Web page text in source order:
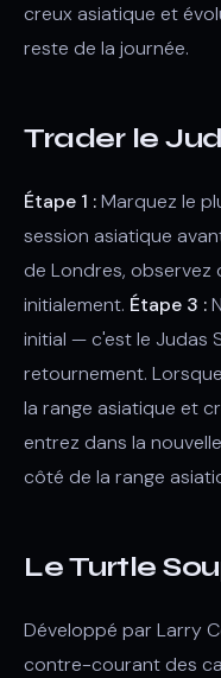
creux asiatique et
reste de la journée.
Trader le
Étape 1 :Marquez le
session asiatique
de Londres, observez
initialement. Étape 3 :
initial — c'est le Judas
retournement.
la range asiatique et
entrez dans la
côté de la range
Le Turtle
Développé par Larry
contre-courant des